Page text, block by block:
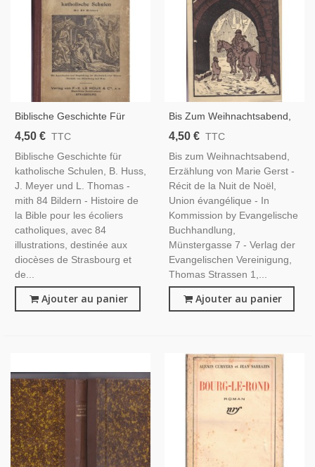
Biblische Geschichte Für
Katholische Schulen, Huss
Alsatiques, Religion
4,50 € TTC
Biblische Geschichte für
katholische Schulen, B. Huss,
J. Meyer und L. Thomas -
mith 84 Bildern - Histoire de
la Bible pour les écoliers
catholiques, avec 84
illustrations, destinée aux
diocèses de Strasbourg et
de...
Ajouter au panier
Bis Zum Weihnachtsabend,
Erzählung Von Marie Gerst,
Thomas Strasbourg
4,50 € TTC
Bis zum Weihnachtsabend,
Erzählung von Marie Gerst -
Récit de la Nuit de Noël,
Union évangélique - In
Kommission by Evangelische
Buchhandlung,
Münstergasse 7 - Verlag der
Evangelischen Vereinigung,
Thomas Strassen 1,...
Ajouter au panier